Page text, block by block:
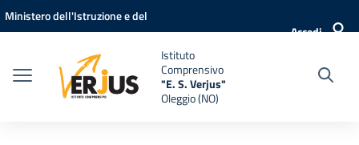
Vai ai contenuti
Vai al menu di navigazione
Vai al footer
Ministero dell'Istruzione e del
Accedi
Istituto
Comprensivo
"E. S. Verjus"
Oleggio (NO)